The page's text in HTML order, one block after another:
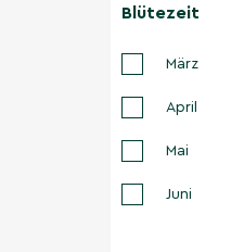
Blütezeit
März
April
Mai
Juni